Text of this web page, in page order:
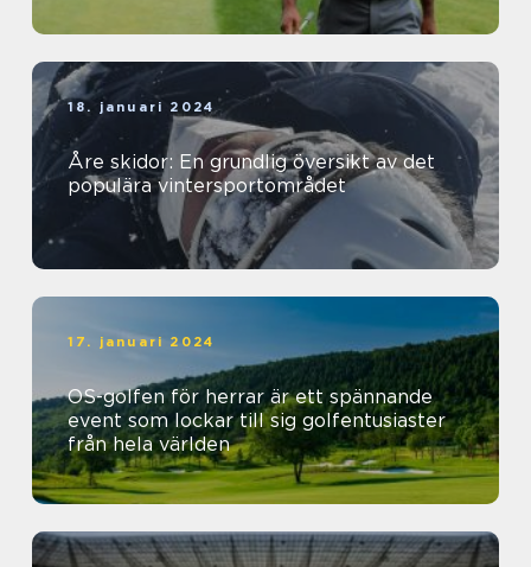
18. januari 2024
Åre skidor: En grundlig översikt av det
populära vintersportområdet
17. januari 2024
OS-golfen för herrar är ett spännande
event som lockar till sig golfentusiaster
från hela världen